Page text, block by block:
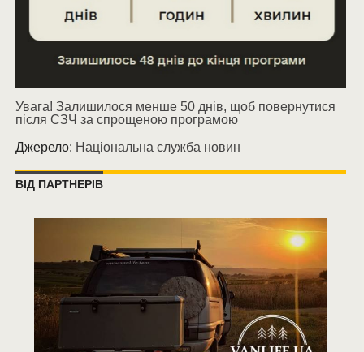
Увага! Залишилося менше 50 днів, щоб повернутися
після СЗЧ за спрощеною програмою
Джерело: Національна служба новин
ВІД ПАРТНЕРІВ